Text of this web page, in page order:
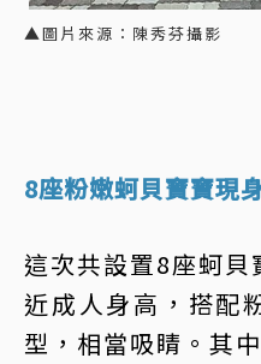
▲圖片來源：陳秀芬攝影
8座粉嫩蚵貝寶寶現
這次共設置8座蚵
近成人身高，搭配
型，相當吸睛。其